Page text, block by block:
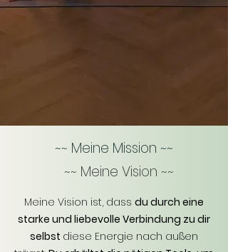
~~ Meine Mission ~~
~~ Meine Vision ~~
Meine Vision ist, dass du durch eine
starke und liebevolle Verbindung zu dir
selbst diese Energie nach außen